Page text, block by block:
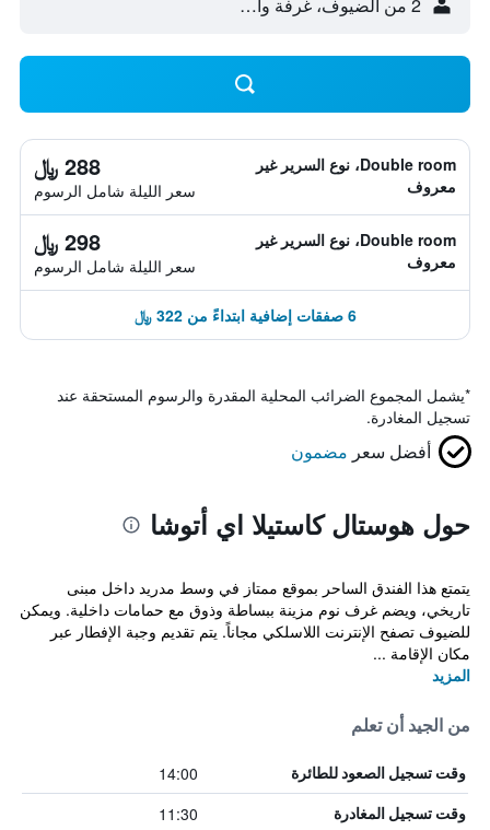
Double room، نوع السرير غير
معروف
288 ﷼
سعر الليلة شامل الرسوم
Double room، نوع السرير غير
معروف
298 ﷼
سعر الليلة شامل الرسوم
6 صفقات إضافية ابتداءً من 322 ﷼
*يشمل المجموع الضرائب المحلية المقدرة والرسوم المستحقة عند
تسجيل المغادرة.
أفضل سعر مضمون
حول هوستال كاستيلا اي أتوشا
يتمتع هذا الفندق الساحر بموقع ممتاز في وسط مدريد داخل مبنى
تاريخي، ويضم غرف نوم مزينة ببساطة وذوق مع حمامات داخلية. ويمكن
للضيوف تصفح الإنترنت اللاسلكي مجاناً. يتم تقديم وجبة الإفطار عبر
مكان الإقامة ...
المزيد
من الجيد أن تعلم
وقت تسجيل الصعود للطائرة 14:00
وقت تسجيل المغادرة 11:30